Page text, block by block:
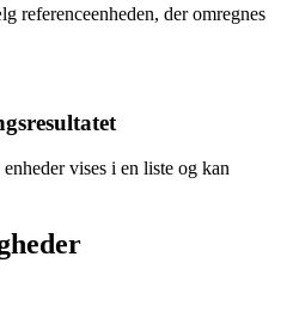
referenceenheden, der omregnes
vises i en liste og kan